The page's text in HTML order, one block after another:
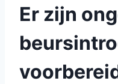
Er zijn